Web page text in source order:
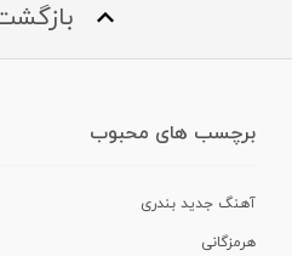
برچسب های محبوب
آهنگ جدید بندری
هرمزگانی